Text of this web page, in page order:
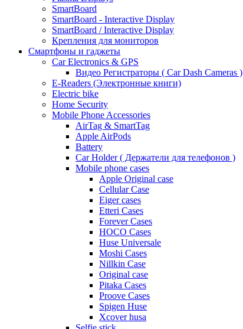
SmartBoard
SmartBoard - Interactive Display
SmartBoard / Interactive Display
Крепления для мониторов
Смартфоны и гаджеты
Car Electronics & GPS
Видео Регистраторы ( Car Dash Cameras )
E-Readers (Электронные книги)
Electric bike
Home Security
Mobile Phone Accessories
AirTag & SmartTag
Apple AirPods
Battery
Car Holder ( Держатели для телефонов )
Mobile phone cases
Apple Original case
Cellular Case
Eiger cases
Etteri Cases
Forever Cases
HOCO Cases
Huse Universale
Moshi Cases
Nillkin Case
Original case
Pitaka Cases
Proove Cases
Spigen Huse
Xcover husa